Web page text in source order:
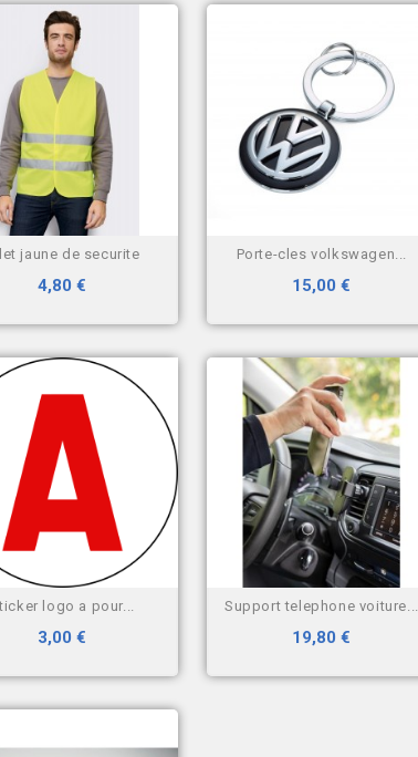
jaune de securite
4,80 €
porte-cles volkswagen...
15,00 €
sticker logo a pour...
3,00 €
support telephone voiture...
19,80 €